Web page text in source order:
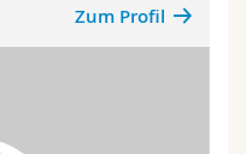
Zum Profil